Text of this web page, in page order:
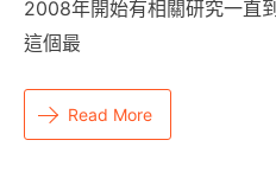
2008年開始有相關研究一直
這個最
Read More